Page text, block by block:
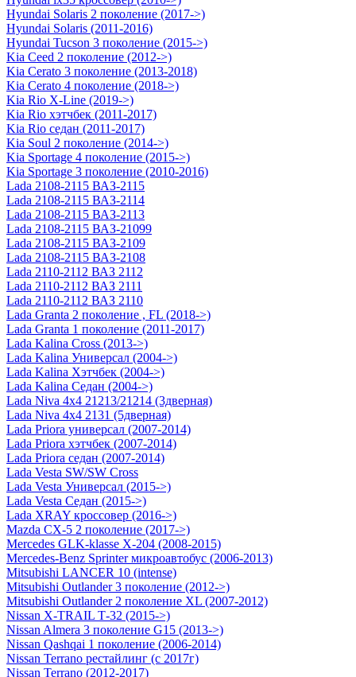
Hyundai Solaris 2 поколение (2017->)
Hyundai Solaris (2011-2016)
Hyundai Tucson 3 поколение (2015->)
Kia Ceed 2 поколение (2012->)
Kia Cerato 3 поколение (2013-2018)
Kia Cerato 4 поколение (2018->)
Kia Rio X-Line (2019->)
Kia Rio хэтчбек (2011-2017)
Kia Rio седан (2011-2017)
Kia Soul 2 поколение (2014->)
Kia Sportage 4 поколение (2015->)
Kia Sportage 3 поколение (2010-2016)
Lada 2108-2115 ВАЗ-2115
Lada 2108-2115 ВАЗ-2114
Lada 2108-2115 ВАЗ-2113
Lada 2108-2115 ВАЗ-21099
Lada 2108-2115 ВАЗ-2109
Lada 2108-2115 ВАЗ-2108
Lada 2110-2112 ВАЗ 2112
Lada 2110-2112 ВАЗ 2111
Lada 2110-2112 ВАЗ 2110
Lada Granta 2 поколение , FL (2018->)
Lada Granta 1 поколение (2011-2017)
Lada Kalina Cross (2013->)
Lada Kalina Универсал (2004->)
Lada Kalina Хэтчбек (2004->)
Lada Kalina Седан (2004->)
Lada Niva 4х4 21213/21214 (3дверная)
Lada Niva 4х4 2131 (5дверная)
Lada Priora универсал (2007-2014)
Lada Priora хэтчбек (2007-2014)
Lada Priora седан (2007-2014)
Lada Vesta SW/SW Cross
Lada Vesta Универсал (2015->)
Lada Vesta Седан (2015->)
Lada XRAY кроссовер (2016->)
Mazda CX-5 2 поколение (2017->)
Mercedes GLK-klasse Х-204 (2008-2015)
Mercedes-Benz Sprinter микроавтобус (2006-2013)
Mitsubishi LANCER 10 (intense)
Mitsubishi Outlander 3 поколение (2012->)
Mitsubishi Outlander 2 поколение XL (2007-2012)
Nissan X-TRAIL Т-32 (2015->)
Nissan Almera 3 поколение G15 (2013->)
Nissan Qashqai 1 поколение (2006-2014)
Nissan Terrano рестайлинг (с 2017г)
Nissan Terrano (2012-2017)